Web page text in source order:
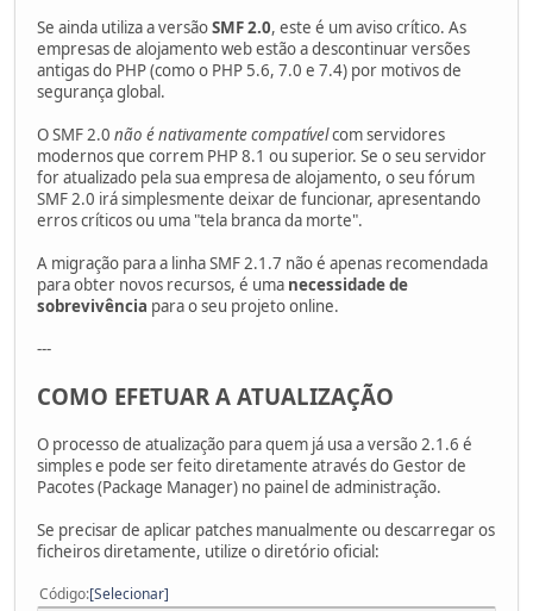
Se ainda utiliza a versãoSMF 2.0, este é um aviso crítico. As
empresas de alojamento web estão a descontinuar versões
antigas do PHP (como o PHP 5.6, 7.0 e 7.4) por motivos de
segurança global.
O SMF 2.0 não é nativamente compatívelcom servidores
modernos que correm PHP 8.1 ou superior. Se o seu servidor
for atualizado pela sua empresa de alojamento, o seu fórum
SMF 2.0 irá simplesmente deixar de funcionar, apresentando
erros críticos ou uma "tela branca da morte".
A migração para a linha SMF 2.1.7 não é apenas recomendada
para obter novos recursos, é uma necessidade de
sobrevivência para o seu projeto online.
---
COMO EFETUAR A ATUALIZAÇÃO
O processo de atualização para quem já usa a versão 2.1.6 é
simples e pode ser feito diretamente através do Gestor de
Pacotes (Package Manager) no painel de administração.
Se precisar de aplicar patches manualmente ou descarregar os
ficheiros diretamente, utilize o diretório oficial:
Código Selecionar